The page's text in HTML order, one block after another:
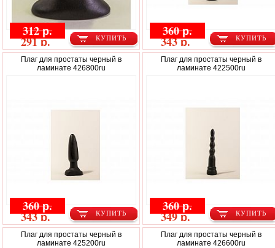
КУПИТЬ
312 р.
291 р. КУПИТЬ
360 р.
343 р.
Плаг для простаты черный в
ламинате 426800ru
КУПИТЬ
360 р.
343 р.
Плаг для простаты черный в
ламинате 422500ru
КУПИТЬ
360 р.
349 р.
Плаг для простаты черный в
ламинате 425200ru
Плаг для простаты черный в
ламинате 426600ru